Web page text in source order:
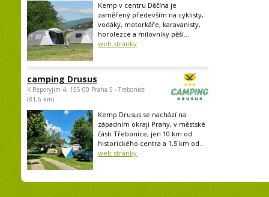
Kemp v centru Děčína je
zaměřený především na cyklisty,
vodáky, motorkáře, karavanisty,
horolezce a milovníky pěší...
web stránky
camping Drusus
K Reporyjim 4, 155 00 Praha 5 - Trebonice
(81,6 km)
Kemp Drusus se nachází na
západním okraji Prahy, v městské
části Třebonice, jen 10 km od
historického centra a 1,5 km od...
web stránky